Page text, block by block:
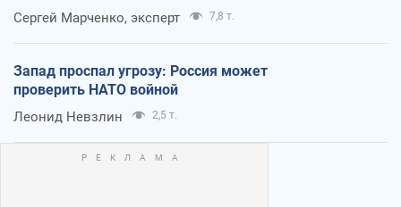
Сергей Марченко, эксперт 7,8 т.
Запад проспал угрозу: Россия может
проверить НАТО войной
Леонид Невзлин 2,5 т.